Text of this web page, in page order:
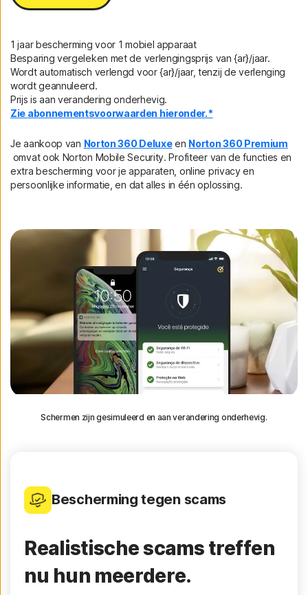
Schermen zijn gesimuleerd en aan verandering onderhevig.
1 jaar bescherming voor 1 mobiel apparaat
Besparing vergeleken met de verlengingsprijs van {ar}/jaar.
Wordt automatisch verlengd voor {ar}/jaar, tenzij de verlenging
wordt geannuleerd.
Prijs is aan verandering onderhevig.
Zie abonnementsvoorwaarden hieronder.*
Je aankoop van Norton 360 Deluxeen Norton 360 Premium
omvat ook Norton Mobile Security. Profiteer van de functies en
extra bescherming voor je apparaten, online privacy en
persoonlijke informatie, en dat alles in één oplossing.
Bescherming tegen scams
Realistische scams treffen
nu hun meerdere.